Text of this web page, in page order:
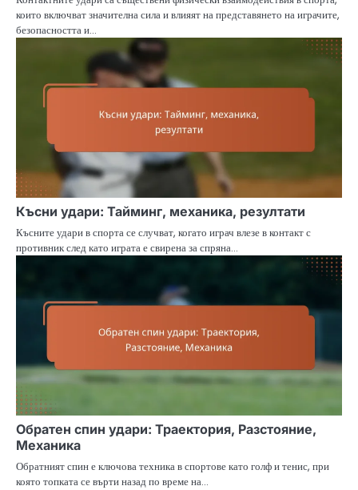
които включват значителна сила и влияят на представянето на играчите,
безопасността и…
Късни удари: Тайминг, механика, резултати
Късните удари в спорта се случват, когато играч влезе в контакт с
противник след като играта е свирена за спряна…
Обратен спин удари: Траектория, Разстояние,
Механика
Обратният спин е ключова техника в спортове като голф и тенис, при
която топката се върти назад по време на…